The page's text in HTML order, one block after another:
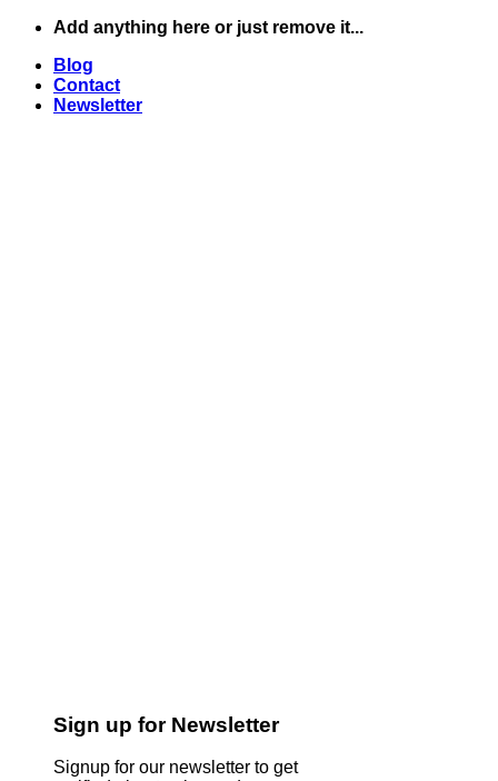
Skip
content
Add anything here or just remove it...
Blog
Contact
Newsletter
Sign up for Newsletter
Signup for our newsletter to get